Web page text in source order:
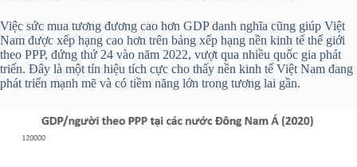
Việc sức mua tương đương cao hơn GDP danh nghĩa cũng giúp Việt
Nam được xếp hạng cao hơn trên bảng xếp hạng nền kinh tế thế giới
theo PPP, đứng thứ 24 vào năm 2022, vượt qua nhiều quốc gia phát
triển. Đây là một tín hiệu tích cực cho thấy nền kinh tế Việt Nam đang
phát triển mạnh mẽ và có tiềm năng lớn trong tương lai gần.